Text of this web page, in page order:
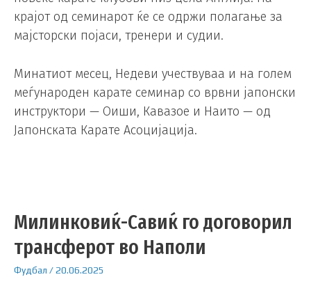
крајот од семинарот ќе се одржи полагање за
мајсторски појаси, тренери и судии.
Минатиот месец, Недеви учествуваа и на голем
меѓународен карате семинар со врвни јапонски
инструктори — Оиши, Кавазое и Наито — од
Јапонската Карате Асоцијација.
Милинковиќ-Савиќ го договорил
трансферот во Наполи
Фудбал /20.06.2025